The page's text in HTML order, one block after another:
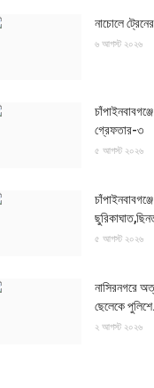
নাচোলে
৬ আগস্ট ২০২৬
গ্রেফতার-৩
৫ আগস্ট ২০২৬
৫ আগস্ট ২০২৬
নাসিরনগরে
ছেলেকে
২ আগস্ট ২০২৬